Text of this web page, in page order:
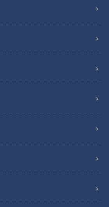
をした愛知県に住む少
壁とは。
め